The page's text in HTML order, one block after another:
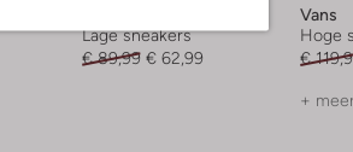
Lage sneakers
€ 89,99 € 62,99
Vans
Hoge
€
+